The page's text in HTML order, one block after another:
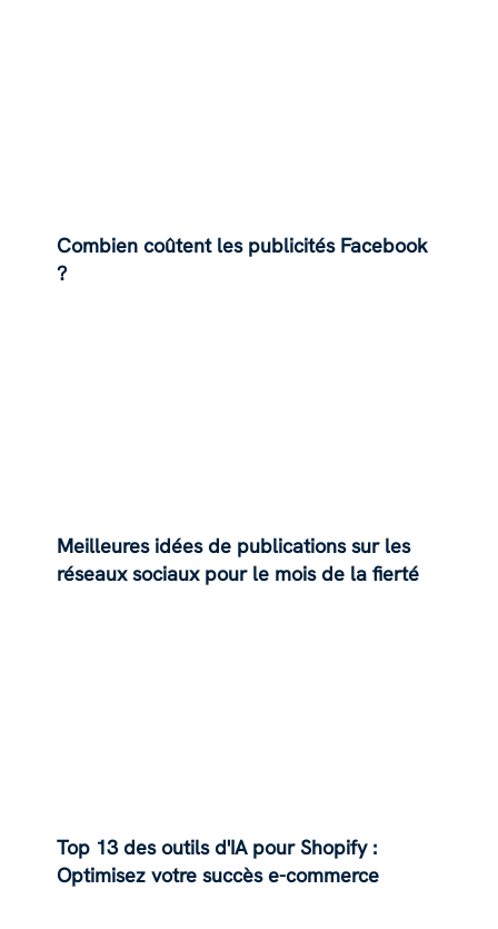
Combien coûtent les publicités Facebook
?
Meilleures idées de publications sur les
réseaux sociaux pour le mois de la fierté
Top 13 des outils d'IA pour Shopify :
Optimisez votre succès e-commerce